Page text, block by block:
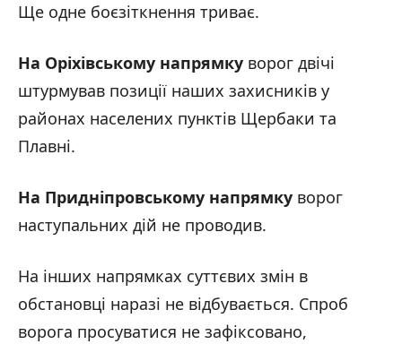
Ще одне боєзіткнення триває.
На Оріхівському напрямку ворог двічі
штурмував позиції наших захисників у
районах населених пунктів Щербаки та
Плавні.
На Придніпровському напрямку ворог
наступальних дій не проводив.
На інших напрямках суттєвих змін в
обстановці наразі не відбувається. Спроб
ворога просуватися не зафіксовано,